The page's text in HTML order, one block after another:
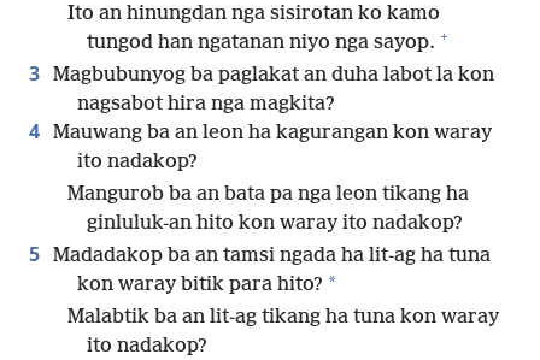
Ito an hinungdan nga sisirotan ko kamo
tungod han ngatanan niyo nga sayop. +
3 Magbubunyog ba paglakat an duha labot la kon
nagsabot hira nga magkita?
4 Mauwang ba an leon ha kagurangan kon waray
ito nadakop?
Mangurob ba an bata pa nga leon tikang ha
ginluluk-an hito kon waray ito nadakop?
5 Madadakop ba an tamsi ngada ha lit-ag ha tuna
kon waray bitik para hito? *
Malabtik ba an lit-ag tikang ha tuna kon waray
ito nadakop?